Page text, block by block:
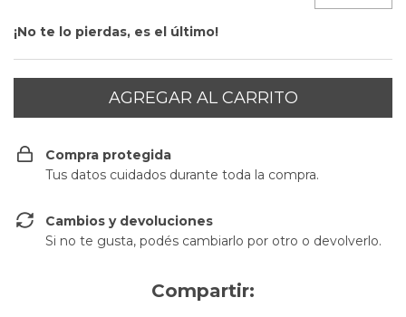
¡No te lo pierdas, es el último!
Compra protegida
Tus datos cuidados durante toda la compra.
Cambios y devoluciones
Si no te gusta, podés cambiarlo por otro o devolverlo.
Compartir: